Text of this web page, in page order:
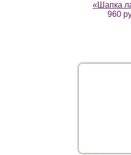
«Шапка
960